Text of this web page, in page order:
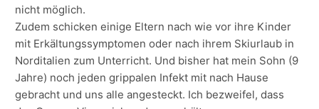
nicht möglich.
Zudem schicken einige Eltern nach wie vor ihre Kinder
mit Erkältungssymptomen oder nach ihrem Skiurlaub in
Norditalien zum Unterricht. Und bisher hat mein Sohn (9
Jahre) noch jeden grippalen Infekt mit nach Hause
gebracht und uns alle angesteckt. Ich bezweifel, dass